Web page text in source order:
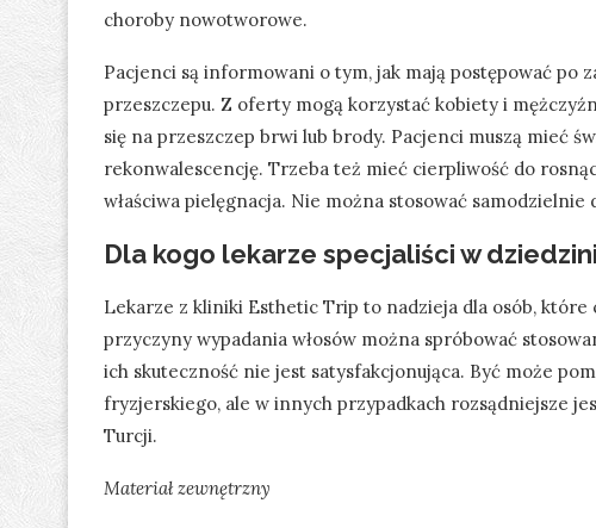
choroby nowotworowe.
Pacjenci są informowani o tym, jak mają postępować po
przeszczepu. Z oferty mogą korzystać kobiety i
się na przeszczep brwi lub brody. Pacjenci muszą mieć
rekonwalescencję. Trzeba też mieć cierpliwość do
właściwa pielęgnacja. Nie można stosować
Dla kogo lekarze specjaliści w
Lekarze z kliniki Esthetic Trip to nadzieja dla osób, które
przyczyny wypadania włosów można spróbować
ich skuteczność nie jest satysfakcjonująca. Być może
fryzjerskiego, ale w innych przypadkach rozsądniejsze
Turcji.
Materiał zewnętrzny